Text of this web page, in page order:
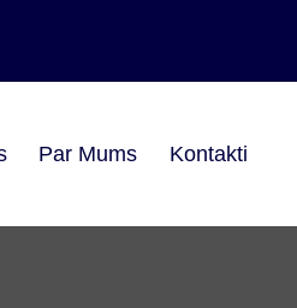
Par Mums Kontakti